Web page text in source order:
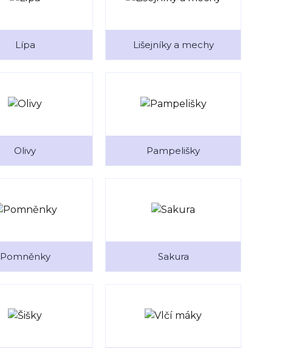
Lípa Lišejníky a mechy
Olivy Pampelišky
Pomněnky Sakura